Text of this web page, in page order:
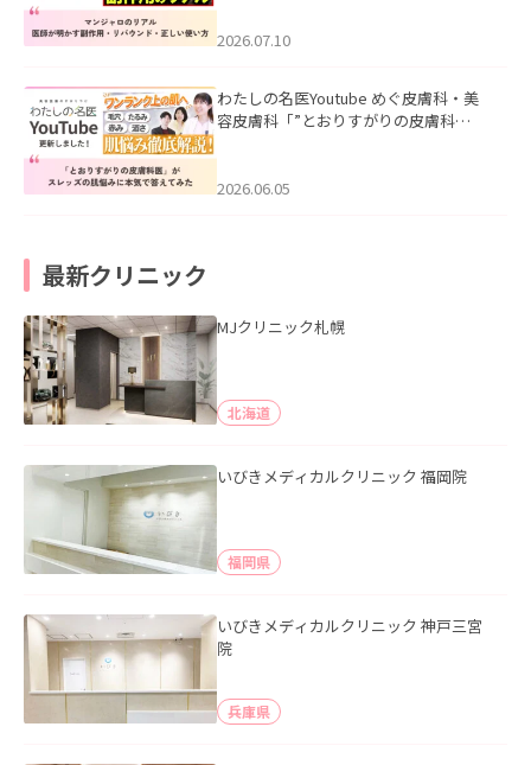
た。
2026.07.10
わたしの名医Youtube めぐ皮膚科・美
容皮膚科「”とおりすがりの皮膚科
2026.06.05
最新クリニック
MJクリニック札幌
北海道
いびきメディカルクリニック 福岡院
福岡県
いびきメディカルクリニック 神戸三宮
院
兵庫県